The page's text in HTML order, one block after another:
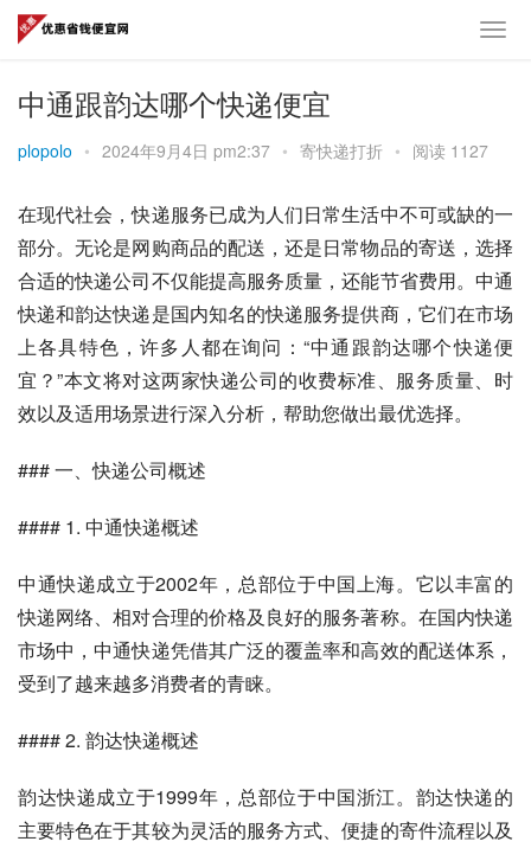
中通跟韵达哪个快递便宜
plopolo • 2024年9月4日 pm2:37 • 寄快递打折 • 阅读 1127
在现代社会，快递服务已成为人们日常生活中不可或缺的一
部分。无论是网购商品的配送，还是日常物品的寄送，选择
合适的快递公司不仅能提高服务质量，还能节省费用。中通
快递和韵达快递是国内知名的快递服务提供商，它们在市场
上各具特色，许多人都在询问：“中通跟韵达哪个快递便
宜？”本文将对这两家快递公司的收费标准、服务质量、时
效以及适用场景进行深入分析，帮助您做出最优选择。
### 一、快递公司概述
#### 1. 中通快递概述
中通快递成立于2002年，总部位于中国上海。它以丰富的
快递网络、相对合理的价格及良好的服务著称。在国内快递
市场中，中通快递凭借其广泛的覆盖率和高效的配送体系，
受到了越来越多消费者的青睐。
#### 2. 韵达快递概述
韵达快递成立于1999年，总部位于中国浙江。韵达快递的
主要特色在于其较为灵活的服务方式、便捷的寄件流程以及